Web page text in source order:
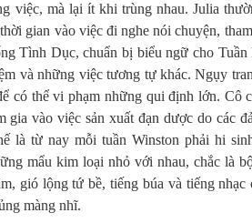
việc, mà lại ít khi trùng nhau. Julia
gian vào việc đi nghe nói chuyện,
Tình Dục, chuẩn bị biểu ngữ cho
và những việc tương tự khác. Ngụy
có thể vi phạm những qui định lớn. Cô
gia vào việc sản xuất đạn dược do các
là từ nay mỗi tuần Winston phải hi
mẩu kim loại nhỏ với nhau, chắc là
gió lộng tứ bề, tiếng búa và tiếng
màng nhĩ.